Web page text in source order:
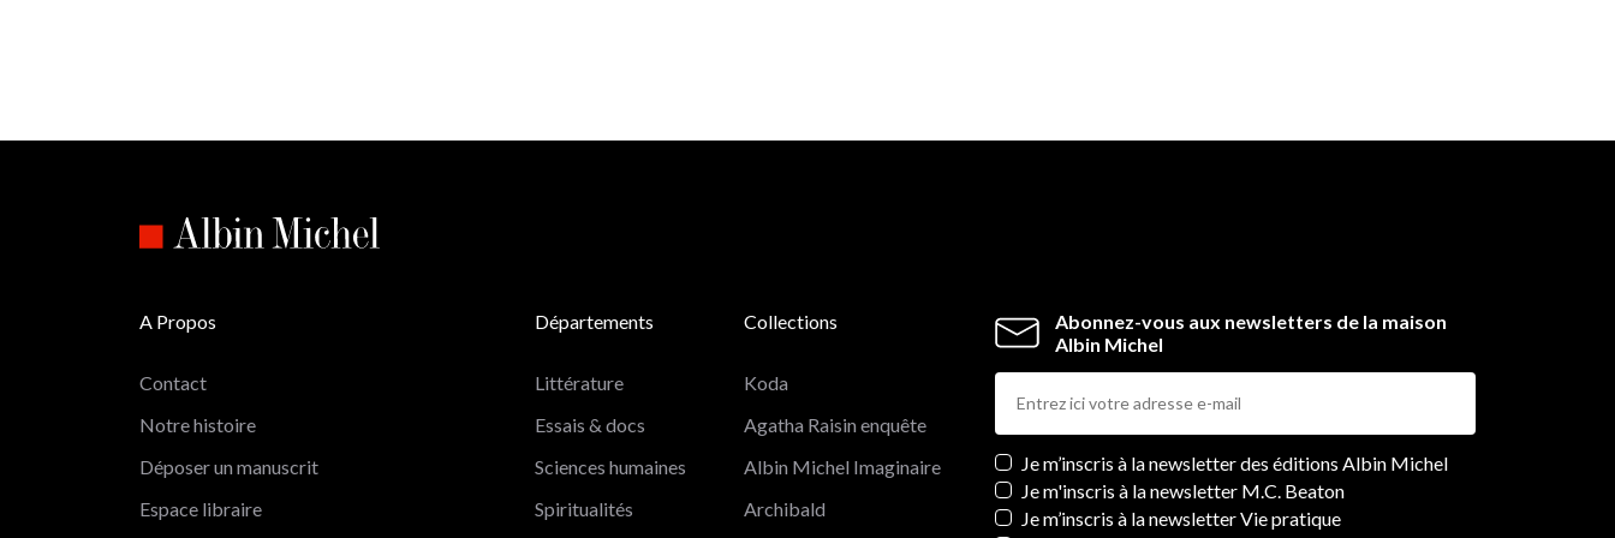
Abonnez-vous aux newsletters de la maison
Albin Michel
Newsletters
Je m’inscris à la newsletter des éditions Albin Michel
Je m'inscris à la newsletter M.C. Beaton
Je m’inscris à la newsletter Vie pratique
A Propos
Contact
Notre histoire
Déposer un manuscrit
Espace libraire
Départements
Littérature
Essais & docs
Sciences humaines
Spiritualités
Collections
Koda
Agatha Raisin enquête
Albin Michel Imaginaire
Archibald